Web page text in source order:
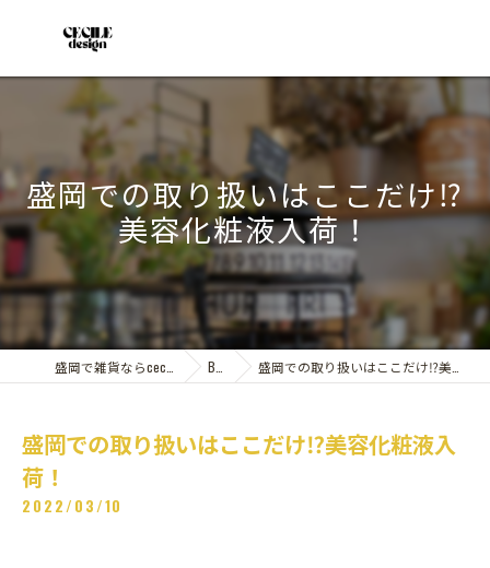
盛岡での取り扱いはここだけ⁉︎
美容化粧液入荷！
Blog 盛岡での取り扱いはここだけ⁉︎美容化粧液入荷！
盛岡での取り扱いはここだけ⁉︎美容化粧液入
荷！
2022/03/10